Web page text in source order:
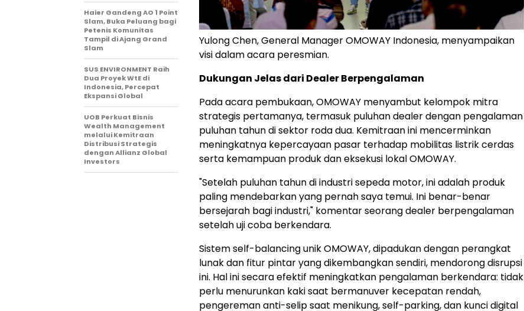
Yulong Chen, General Manager OMOWAY Indonesia, menyampaikan
visi dalam acara peresmian.
Dukungan Jelas dari Dealer Berpengalaman
Pada acara pembukaan, OMOWAY menyambut kelompok mitra
strategis pertamanya, termasuk puluhan dealer dengan pengalaman
puluhan tahun di sektor roda dua. Kemitraan ini mencerminkan
meningkatnya kepercayaan pasar terhadap mobilitas listrik cerdas
serta kemampuan produk dan eksekusi lokal OMOWAY.
"Setelah puluhan tahun di industri sepeda motor, ini adalah produk
paling mendebarkan yang pernah saya temui. Ini benar-benar
bersejarah bagi industri," komentar seorang dealer berpengalaman
setelah uji coba berkendara.
Sistem self-balancing unik OMOWAY, dipadukan dengan perangkat
lunak dan fitur pintar yang dikembangkan sendiri, mendorong disrupsi
ini. Hal ini secara efektif meningkatkan pengalaman berkendara: tidak
perlu menurunkan kaki saat bermanuver kecepatan rendah,
pengereman anti-selip saat menikung, self-parking, dan kunci digital
Haier Gandeng AO 1 Point
Slam, Buka Peluang bagi
Petenis Komunitas
Tampil di Ajang Grand
Slam
SUS ENVIRONMENT Raih
Dua Proyek WtE di
Indonesia, Percepat
Ekspansi Global
UOB Perkuat Bisnis
Wealth Management
melalui Kemitraan
Distribusi Strategis
dengan Allianz Global
Investors